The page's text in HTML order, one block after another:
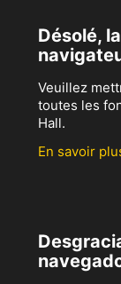
Désolé,
Veuillez
toutes les
Hall.
En savoir